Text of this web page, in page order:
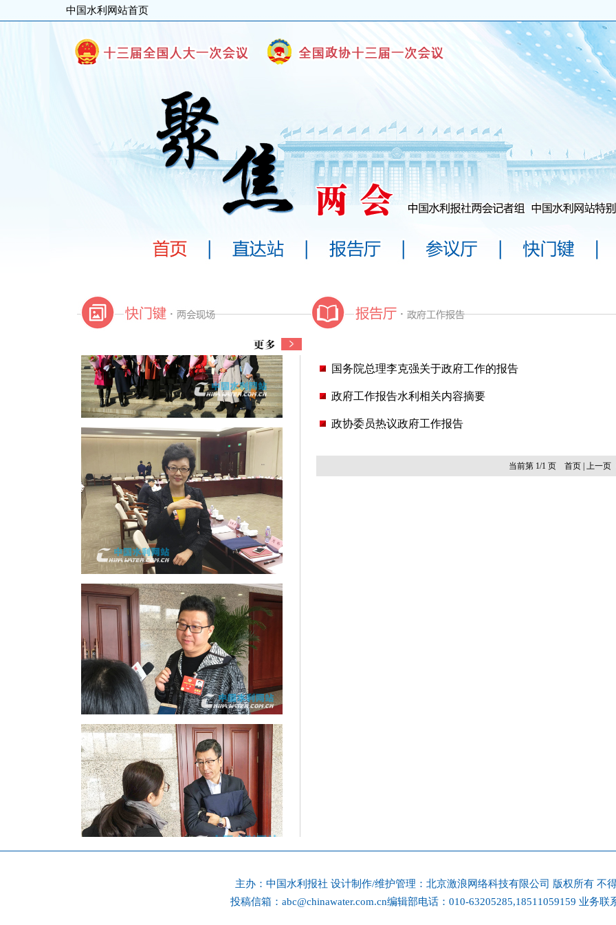
中国水利网站首页
国务院总理李克强关于政府工作的报告
政府工作报告水利相关内容摘要
政协委员热议政府工作报告
当前第 1/1 页 首页 | 上一页
主办： 中国水利报社 设计制作/维护管理：北京激浪网络科技有限公司 版权所有 不
投稿信箱： abc@chinawater.com.cn编辑部电话：010-63205285,18511059159 业务联